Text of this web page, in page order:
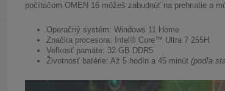
počítačom OMEN 16 môžeš zabudnúť na prehriatie a
Operačný systém: Windows 11 Home
Značka procesora: Intel® Core™ Ultra 7 255H
Veľkosť pamäte: 32 GB DDR5
Životnosť batérie: Až 5 hodín a 45 minút (podľa